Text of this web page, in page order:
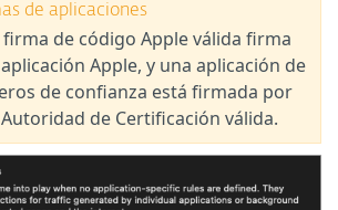
de aplicaciones
firma de código Apple válida firma
Apple, y una aplicación de
de confianza está firmada por
de Certificación válida.